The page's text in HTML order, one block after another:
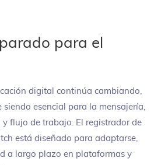
para el
digital continúa cambiando,
siendo esencial para la mensajería,
flujo de trabajo. El registrador de
está diseñado para adaptarse,
a largo plazo en plataformas y